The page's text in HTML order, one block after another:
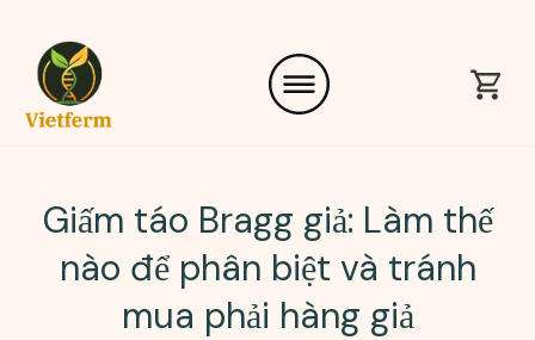
Giấm táo Bragg giả: Làm thế
nào để phân biệt và tránh
mua phải hàng giả